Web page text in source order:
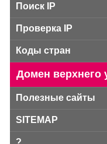
Поиск IP
Проверка IP
Коды стран
Домен верхнего
Полезные сайты
SITEMAP